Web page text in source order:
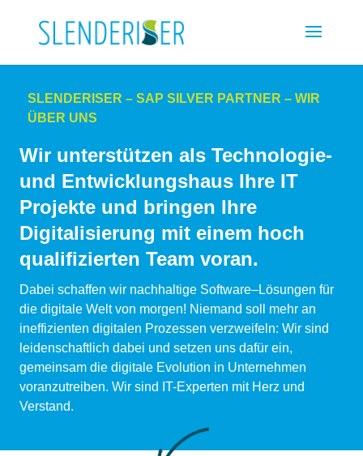
SLENDERISER – SAP SILVER PARTNER – WIR
ÜBER UNS
Wir unterstützen als Technologie-
und Entwicklungshaus Ihre IT
Projekte und bringen Ihre
Digitalisierung mit einem hoch
qualifizierten Team voran.
Dabei schaffen wir nachhaltige Software–Lösungen für
die digitale Welt von morgen! Niemand soll mehr an
ineffizienten digitalen Prozessen verzweifeln: Wir sind
leidenschaftlich dabei und setzen uns dafür ein,
gemeinsam die digitale Evolution in Unternehmen
voranzutreiben. Wir sind IT-Experten mit Herz und
Verstand.